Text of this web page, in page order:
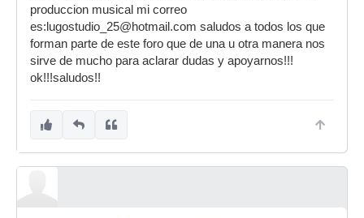
produccion musical mi correo
es:lugostudio_25@hotmail.com saludos a todos los que
forman parte de este foro que de una u otra manera nos
sirve de mucho para aclarar dudas y apoyarnos!!!
ok!!!saludos!!